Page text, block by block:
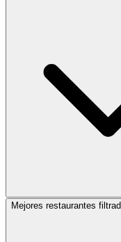
Mejores restaurantes